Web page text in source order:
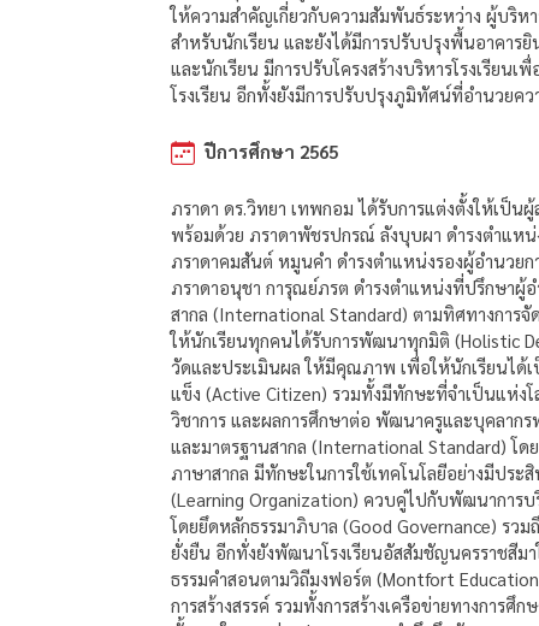
ให้ความสำคัญเกี่ยวกับความสัมพันธ์ระหว่าง ผู้บริห
สำหรับนักเรียน และยังได้มีการปรับปรุงพื้นอาคาร
และนักเรียน มีการปรับโครงสร้างบริหารโรงเรียน
โรงเรียน อีกทั้งยังมีการปรับปรุงภูมิทัศน์ที่อำนวยค
ปีการศึกษา 2565
ภราดา ดร.วิทยา เทพกอม ได้รับการแต่งตั้งให้เป็
พร้อมด้วย ภราดาพัชรปกรณ์ ลังบุบผา ดำรงตำแห
ภราดาคมสันต์ หมูนคำ ดำรงตำแหน่งรองผู้อำนวย
ภราดาอนุชา การุณย์ภรต ดำรงตำแหน่งที่ปรึกษาผู้
สากล (International Standard) ตามทิศทางการ
ให้นักเรียนทุกคนได้รับการพัฒนาทุกมิติ (Holistic
วัดและประเมินผล ให้มีคุณภาพ เพื่อให้นักเรียนได้
แข็ง (Active Citizen) รวมทั้งมีทักษะที่จำเป็นแห่ง
วิชาการ และผลการศึกษาต่อ พัฒนาครูและบุคลาก
และมาตรฐานสากล (International Standard) โด
ภาษาสากล มีทักษะในการใช้เทคโนโลยีอย่างมีประ
(Learning Organization) ควบคู่ไปกับพัฒนาการบ
โดยยึดหลักธรรมาภิบาล (Good Governance) รว
ยั่งยืน อีกทั่งยังพัฒนาโรงเรียนอัสสัมชัญนครราชสีม
ธรรมคำสอนตามวิถีมงฟอร์ต (Montfort
การสร้างสรรค์ รวมทั้งการสร้างเครือข่ายทางการ